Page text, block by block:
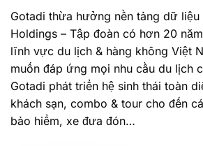
Gotadi thừa hưởng nền tảng dữ
Holdings – Tập đoàn có hơn 20
lĩnh vực du lịch & hàng không Việt
muốn đáp ứng mọi nhu cầu du lịch
Gotadi phát triển hệ sinh thái toàn
khách sạn, combo & tour cho đến
bảo hiểm, xe đưa đón…